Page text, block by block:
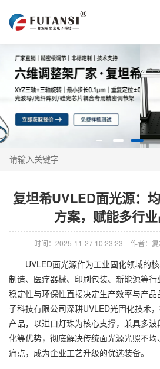
复坦希UVLED面光源：
方案，赋能多行
时间：2025-11-27 10:23:23 作者：
UVLED面光源作为工业固化领域的核
制造、医疗器械、印刷包装、新能源等
稳定性与环保性直接决定生产效率与产
子科技有限公司深耕UVLED光固化技术
产品，以进口灯珠为核心支撑，兼具多
化等优势，彻底解决传统面光源光照不
痛点，成为企业工艺升级的优选装备。